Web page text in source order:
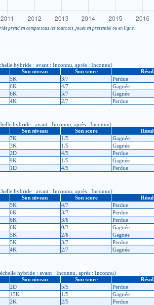
prend en compte tous les tournois, joués en présentiel ou en ligne.
hybride : avant : Inconnu, après : Inconnu)
Son niveau Son score
5K 3/7 Perdue
6K 4/7 Gagnée
6K 5/7 Gagnée
4K 2/7 Perdue
hybride : avant : Inconnu, après : Inconnu)
Son niveau Son score
7K 1/5 Gagnée
3K 1/5 Gagnée
2D 4/5 Perdue
9K 1/5 Gagnée
1D 4/5 Perdue
hybride : avant : Inconnu, après : Inconnu)
Son niveau Son score
5K 4/7 Perdue
6K 3/7 Perdue
6K 3/6 Perdue
6K 0/3 Gagnée
5K 2/6 Gagnée
5K 3/7 Perdue
4K 2/7 Gagnée
hybride : avant : Inconnu, après : Inconnu)
Son niveau Son score
2D 5/5 Perdue
15K 1/5 Gagnée
2K 2/5 Perdue